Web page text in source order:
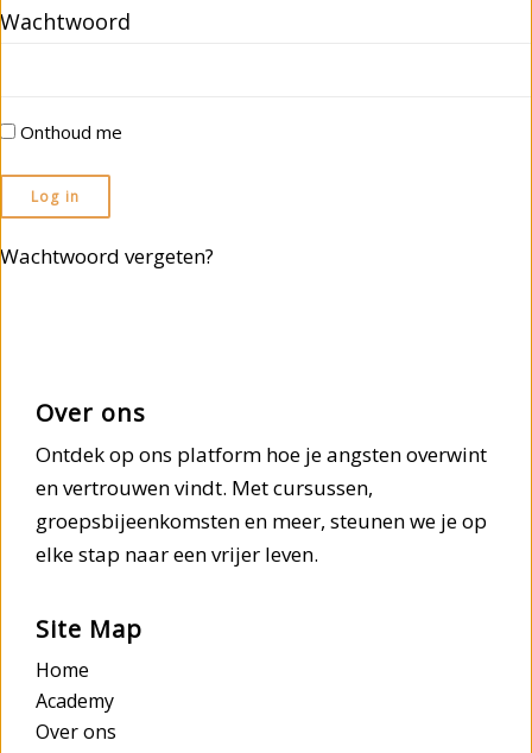
Wachtwoord
Onthoud me
Wachtwoord vergeten?
Over ons
Ontdek op ons platform hoe je angsten overwint
en vertrouwen vindt. Met cursussen,
groepsbijeenkomsten en meer, steunen we je op
elke stap naar een vrijer leven.
Site Map
Home
Academy
Over ons